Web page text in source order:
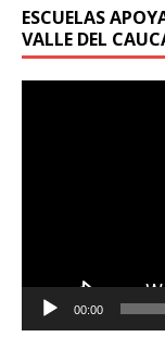
ESCUELAS
VALLE DEL
00:00